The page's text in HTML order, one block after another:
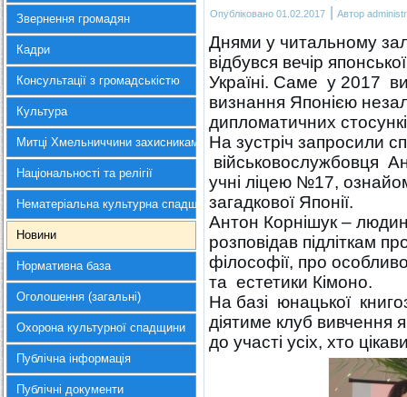
Звернення громадян
Кадри
Консультації з громадськістю
Культура
Митці Хмельниччини захисникам України
Національності та релігії
Нематеріальна культурна спадщина
Новини
Нормативна база
Оголошення (загальні)
Охорона культурної спадщини
Публічна інформація
Публічні документи
Опубліковано 01.02.2017 | Автор
Днями у читальному
відбувся вечір
Україні. Саме у 2017
визнання Японією
дипломатичних
На зустріч запросили
військовослужбовця
учні ліцею №17,
загадкової Японії.
Антон Корнішук –
розповідав підліткам
філософії, про
та естетики Кімоно.
На базі юнацької
діятиме клуб вивчення
до участі усіх, хто